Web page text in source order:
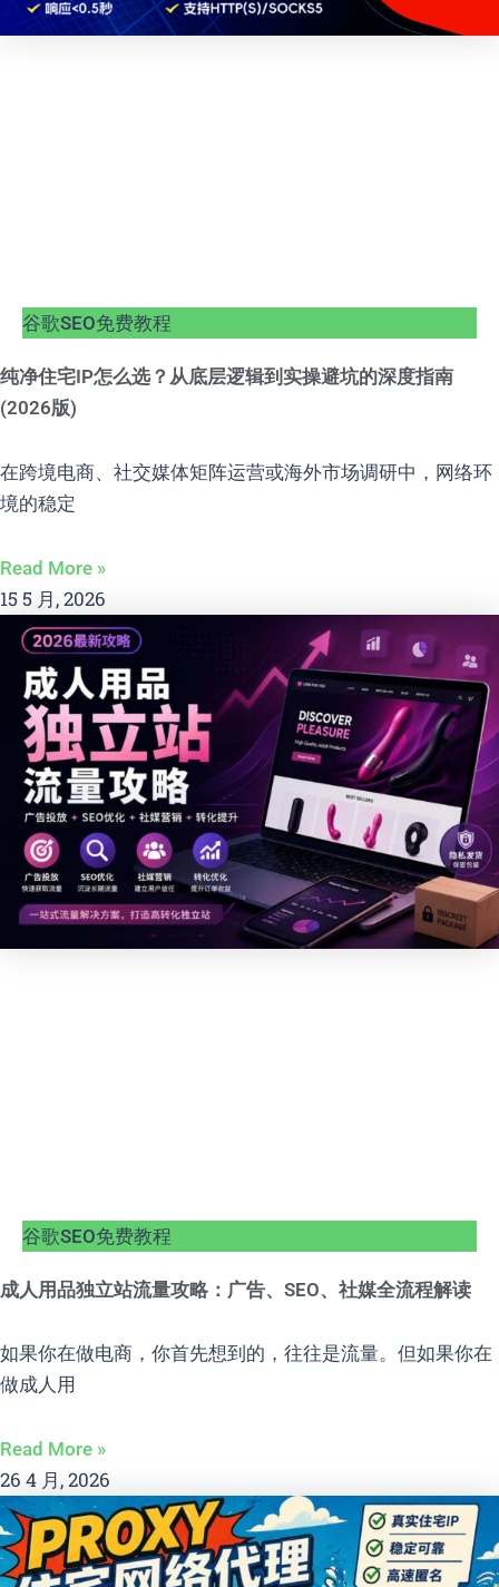
谷歌SEO免费教程
纯净住宅IP怎么选？从底层逻辑到实操避坑的深度指南
(2026版)
在跨境电商、社交媒体矩阵运营或海外市场调研中，网络环
境的稳定
Read More »
15 5 月, 2026
谷歌SEO免费教程
成人用品独立站流量攻略：广告、SEO、社媒全流程解读
如果你在做电商，你首先想到的，往往是流量。但如果你在
做成人用
Read More »
26 4 月, 2026